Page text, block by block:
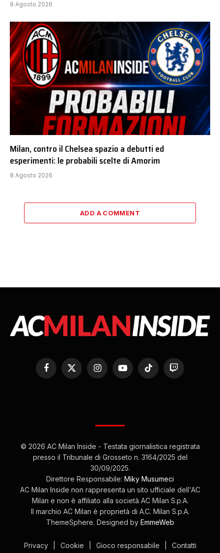
8 Agosto 2026
Milan, contro il Chelsea spazio a debutti ed
esperimenti: le probabili scelte di Amorim
8 Agosto 2026
ADD A COMMENT
Facebook
X
(Twitter)
InstagramYouTubeTikTok Twitch
© 2026 AC Milan Inside - Testata giornalistica registrata
presso il Tribunale di Grosseto n. 3164/2025 del
30/09/2025.
Direttore Responsabile: Miky Musumeci
AC Milan Inside non rappresenta un sito ufficiale dell'AC
Milan e non è affiliato alla società AC Milan S.p.A.
Il marchio AC Milan è proprietà di A.C. Milan S.p.A.
ThemeSphere. Designed by EmmeWeb
Privacy Cookie Gioco responsabile Contatti